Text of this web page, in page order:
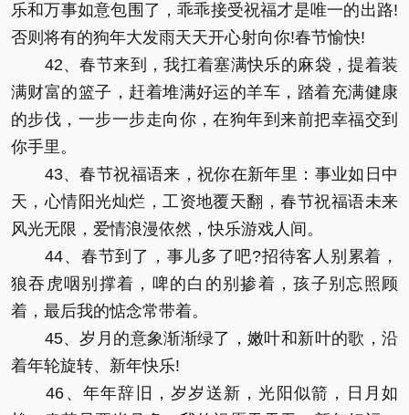
乐和万事如意包围了，乖乖接受祝福才是唯一的出路!
否则将有的狗年大发雨天天开心射向你!春节愉快!
42、春节来到，我扛着塞满快乐的麻袋，提着装
满财富的篮子，赶着堆满好运的羊车，踏着充满健康
的步伐，一步一步走向你，在狗年到来前把幸福交到
你手里。
43、春节祝福语来，祝你在新年里：事业如日中
天，心情阳光灿烂，工资地覆天翻，春节祝福语未来
风光无限，爱情浪漫依然，快乐游戏人间。
44、春节到了，事儿多了吧?招待客人别累着，
狼吞虎咽别撑着，啤的白的别掺着，孩子别忘照顾
着，最后我的惦念常带着。
45、岁月的意象渐渐绿了，嫩叶和新叶的歌，沿
着年轮旋转、新年快乐!
46、年年辞旧，岁岁送新，光阳似箭，日月如